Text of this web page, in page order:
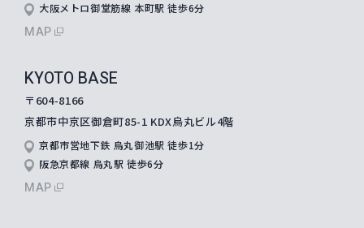
大阪メトロ御堂筋線 本町駅 徒歩6分
MAP
KYOTO BASE
〒604-8166
京都市中京区御倉町85-1 KDX烏丸ビル4階
京都市営地下鉄 烏丸御池駅 徒歩1分
阪急京都線 烏丸駅 徒歩6分
MAP